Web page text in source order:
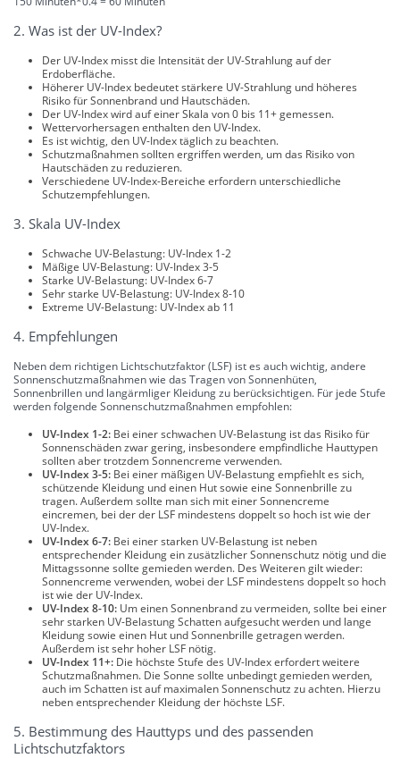
2. Was ist der UV-Index?
Der UV-Index misst die Intensität der UV-Strahlung auf der
Erdoberfläche.
Höherer UV-Index bedeutet stärkere UV-Strahlung und höheres
Risiko für Sonnenbrand und Hautschäden.
Der UV-Index wird auf einer Skala von 0 bis 11+ gemessen.
Wettervorhersagen enthalten den UV-Index.
Es ist wichtig, den UV-Index täglich zu beachten.
Schutzmaßnahmen sollten ergriffen werden, um das Risiko von
Hautschäden zu reduzieren.
Verschiedene UV-Index-Bereiche erfordern unterschiedliche
Schutzempfehlungen.
3. Skala UV-Index
Schwache UV-Belastung: UV-Index 1-2
Mäßige UV-Belastung: UV-Index 3-5
Starke UV-Belastung: UV-Index 6-7
Sehr starke UV-Belastung: UV-Index 8-10
Extreme UV-Belastung: UV-Index ab 11
4. Empfehlungen
Neben dem richtigen Lichtschutzfaktor (LSF) ist es auch wichtig, andere
Sonnenschutzmaßnahmen wie das Tragen von Sonnenhüten,
Sonnenbrillen und langärmliger Kleidung zu berücksichtigen. Für jede Stufe
werden folgende Sonnenschutzmaßnahmen empfohlen:
UV-Index 1-2: Bei einer schwachen UV-Belastung ist das Risiko für
Sonnenschäden zwar gering, insbesondere empfindliche Hauttypen
sollten aber trotzdem Sonnencreme verwenden.
UV-Index 3-5: Bei einer mäßigen UV-Belastung empfiehlt es sich,
schützende Kleidung und einen Hut sowie eine Sonnenbrille zu
tragen. Außerdem sollte man sich mit einer Sonnencreme
eincremen, bei der der LSF mindestens doppelt so hoch ist wie der
UV-Index.
UV-Index 6-7: Bei einer starken UV-Belastung ist neben
entsprechender Kleidung ein zusätzlicher Sonnenschutz nötig und die
Mittagssonne sollte gemieden werden. Des Weiteren gilt wieder:
Sonnencreme verwenden, wobei der LSF mindestens doppelt so hoch
ist wie der UV-Index.
UV-Index 8-10: Um einen Sonnenbrand zu vermeiden, sollte bei einer
sehr starken UV-Belastung Schatten aufgesucht werden und lange
Kleidung sowie einen Hut und Sonnenbrille getragen werden.
Außerdem ist sehr hoher LSF nötig.
UV-Index 11+: Die höchste Stufe des UV-Index erfordert weitere
Schutzmaßnahmen. Die Sonne sollte unbedingt gemieden werden,
auch im Schatten ist auf maximalen Sonnenschutz zu achten. Hierzu
neben entsprechender Kleidung der höchste LSF.
5. Bestimmung des Hauttyps und des passenden
Lichtschutzfaktors